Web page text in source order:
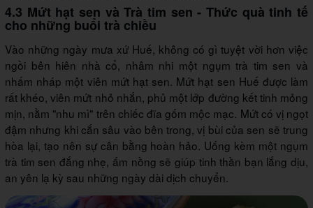
4.3 Mứt hạt sen và Trà tim sen - Thức quà tinh tế
cho những buổi trà chiều
Vào những ngày mưa xứ Huế, không có gì tuyệt vời hơn việc
ngồi bên hiên nhà cổ, nhâm nhi một ngụm trà tim sen và
nhấm nháp một viên mứt hạt sen. Mứt hạt sen Huế được làm
rất khéo, viên mứt nhỏ nhắn, phủ một lớp đường kết tinh mỏng
mịn, nằm "nhu mì" trên chiếc đĩa gốm mộc mạc. Mứt có vị ngọt
đậm nhưng khi cắn sâu vào bên trong, vị bùi của sen sẽ trung
hòa lại, tạo nên sự cân bằng hoàn hảo. Uống kèm một ngụm
trà tim sen đắng nhẹ, ấm nồng sẽ giúp tinh thần bạn lắng dịu,
an yên lạ kỳ sau những ngày dài dịch chuyển.